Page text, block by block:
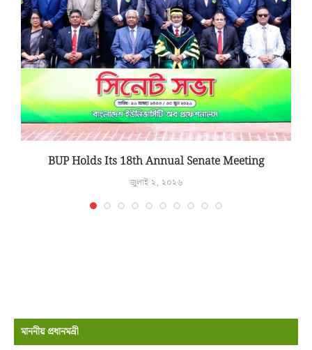
BUP Holds Its 18th Annual Senate Meeting
জুলাই ২, ২০২৬
মাননীয় প্রধানমন্রী